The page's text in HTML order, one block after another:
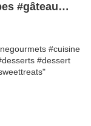
#gâteau